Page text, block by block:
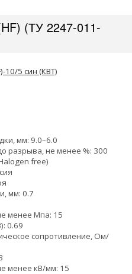
(ТУ 2247-011-
10/5 син (КВТ)
мм: 9.0–6.0
разрыва, не менее %: 300
free)
мм: 0.7
менее Мпа: 15
0.69
сопротивление, Ом/
менее кВ/мм: 15